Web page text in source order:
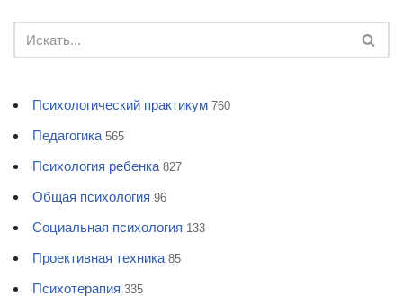
Психологический практикум 760
Педагогика 565
Психология ребенка 827
Общая психология 96
Социальная психология 133
Проективная техника 85
Психотерапия 335